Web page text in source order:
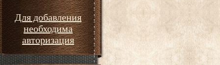
Для добавления
необходима
авторизация